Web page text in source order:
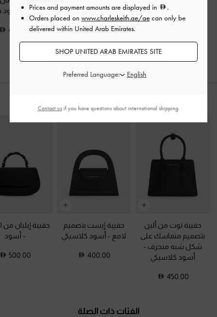
وسيور بليسيه- أسود
خشن
400.00
بمقدمة مدببة وكعب
متموج-أسود خشن
375.00
بليسيه -
400.00
حقيبة توت من ألين
بتصميم متماسك على
شكل شبه منحرف -
أسود كلاسيكي
450.00
حقيبة إيست بتصميم
لامع - أسود كلاسيكي
400.00
حقيبة إيليان من
- أسود
500.00
الفئات ذات الصلة
Prices and payment amounts are displayed in
.
Orders placed on www.charleskeith.ae/ae can only be
delivered within United Arab Emirates.
SHOP UNITED ARAB EMIRATES SITE
Preferred Language:
Contact usif you have questions about international shipping.